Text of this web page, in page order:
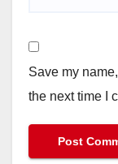
Save my
the next time I